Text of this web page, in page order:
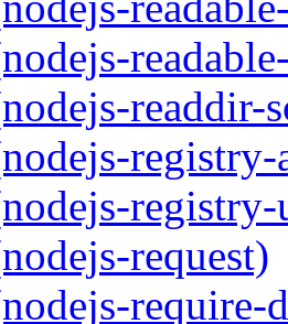
readdir-
request)
require-